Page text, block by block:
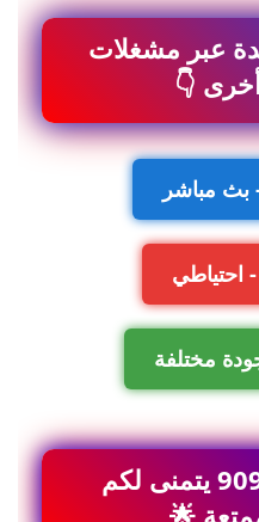
عبر مشغلات
👇
🌟 موقع كورة 9090 يتمنى لكم
🌟